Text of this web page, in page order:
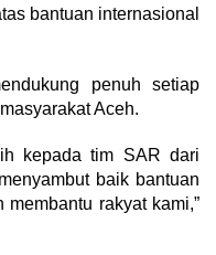
bantuan internasional
penuh setiap
Aceh.
kepada tim SAR dari
baik bantuan
rakyat kami,”